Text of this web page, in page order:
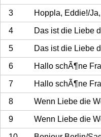
3 Hoppla, Eddie!/
4 Das ist die Liebe
5 Das ist die Liebe
6 Hallo schÃ¶ne
7 Hallo schÃ¶ne
8 Wenn Liebe die
9 Wenn Liebe die